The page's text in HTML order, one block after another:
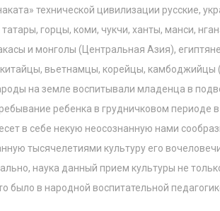
технической цивилизации русские,
горцы, коми, чукчи, ханты, манси,
и монголы (Центральная Азия),
вьетнамцы, корейцы, камбоджийцы
на земле воспитывали младенца в
ребенка в грудничковом периоде
в себе некую неосознанную нами
тысячелетиями культуру его
наука данный прием культуры не
было в народной воспитательной